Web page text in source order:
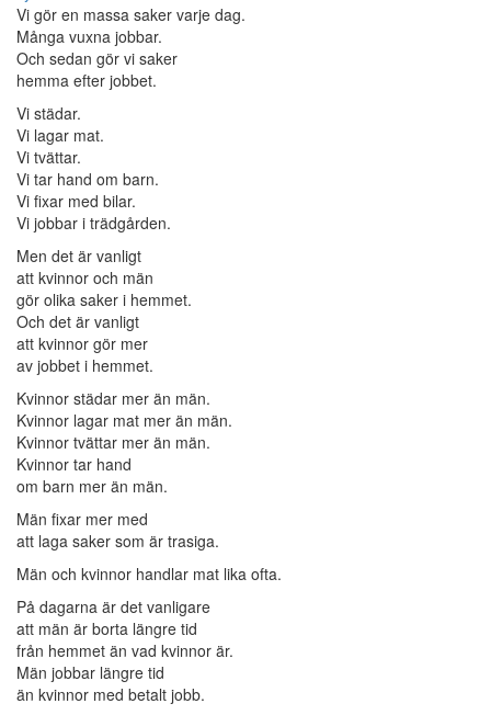
Vi gör en massa saker varje dag.
Många vuxna jobbar.
Och sedan gör vi saker
hemma efter jobbet.
Vi städar.
Vi lagar mat.
Vi tvättar.
Vi tar hand om barn.
Vi fixar med bilar.
Vi jobbar i trädgården.
Men det är vanligt
att kvinnor och män
gör olika saker i hemmet.
Och det är vanligt
att kvinnor gör mer
av jobbet i hemmet.
Kvinnor städar mer än män.
Kvinnor lagar mat mer än män.
Kvinnor tvättar mer än män.
Kvinnor tar hand
om barn mer än män.
Män fixar mer med
att laga saker som är trasiga.
Män och kvinnor handlar mat lika ofta.
På dagarna är det vanligare
att män är borta längre tid
från hemmet än vad kvinnor är.
Män jobbar längre tid
än kvinnor med betalt jobb.